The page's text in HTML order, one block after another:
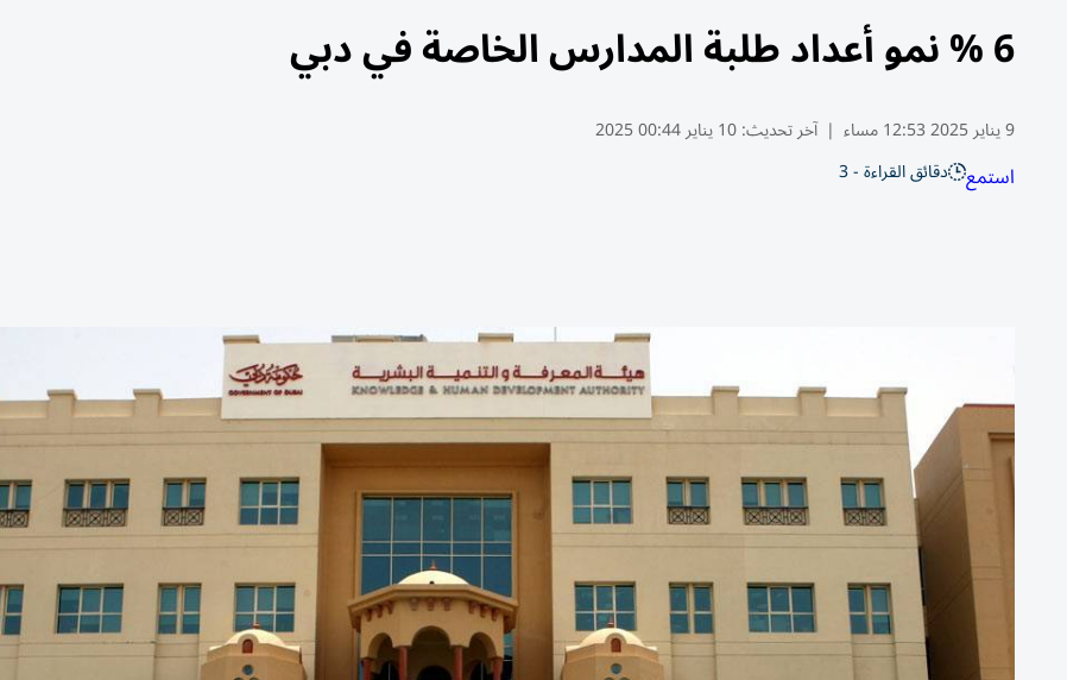
6 % نمو أعداد طلبة المدارس الخاصة في دبي
9 يناير 2025 12:53 مساء | آخر تحديث:10 يناير 00:44 2025
استمع دقائق القراءة - 3